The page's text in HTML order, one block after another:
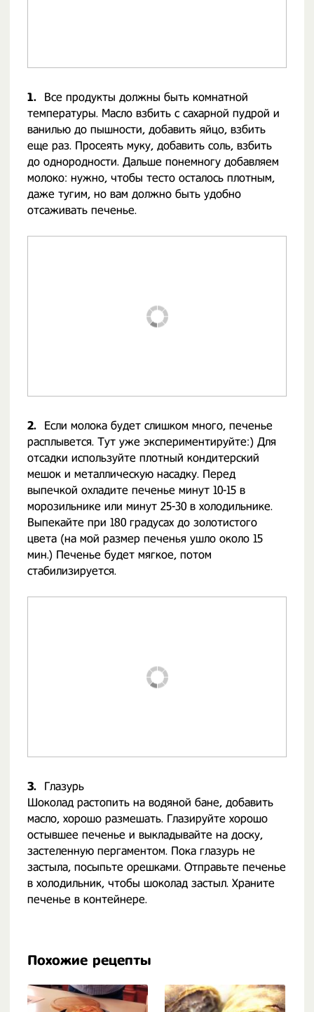
1.
Все продукты должны быть комнатной
температуры. Масло взбить с сахарной пудрой и
ванилью до пышности, добавить яйцо, взбить
еще раз. Просеять муку, добавить соль, взбить
до однородности. Дальше понемногу добавляем
молоко: нужно, чтобы тесто осталось плотным,
даже тугим, но вам должно быть удобно
отсаживать печенье.
2.
Если молока будет слишком много, печенье
расплывется. Тут уже экспериментируйте:) Для
отсадки используйте плотный кондитерский
мешок и металлическую насадку. Перед
выпечкой охладите печенье минут 10-15 в
морозильнике или минут 25-30 в холодильнике.
Выпекайте при 180 градусах до золотистого
цвета (на мой размер печенья ушло около 15
мин.) Печенье будет мягкое, потом
стабилизируется.
3.
Глазурь
Шоколад растопить на водяной бане, добавить
масло, хорошо размешать. Глазируйте хорошо
остывшее печенье и выкладывайте на доску,
застеленную пергаментом. Пока глазурь не
застыла, посыпьте орешками. Отправьте печенье
в холодильник, чтобы шоколад застыл. Храните
печенье в контейнере.
Похожие рецепты